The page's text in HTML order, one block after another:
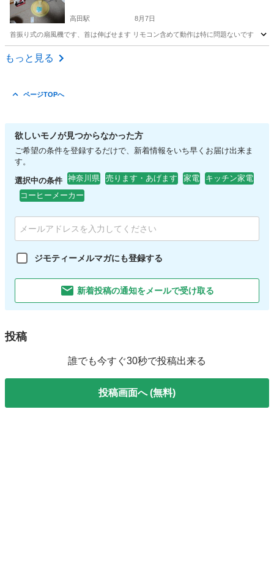
高田駅 8月7日
首振り式の扇風機です、首は伸ばせます リモコン含めて動作は特に問題ないです
神奈川 横浜市
もっと見る
ページTOPへ
欲しいモノが見つからなかった方
ご希望の条件を登録するだけで、新着情報をいち早くお届け出来ま
す。
選択中の条件 神奈川県 売ります・あげます 家電
キッチン家電
コーヒーメーカー
ジモティーメルマガにも登録する
新着投稿の通知をメールで受け取る
投稿
誰でも今すぐ30秒で投稿出来る
投稿画面へ (無料)